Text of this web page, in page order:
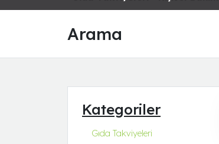
Arama
Kategoriler
Gıda Takviyeleri